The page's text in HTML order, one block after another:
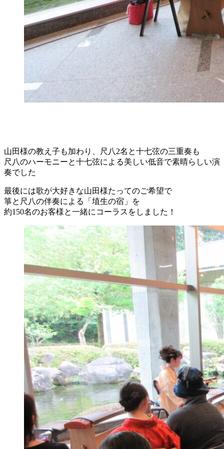
山田様の教え子も加わり、尺八2名と十七弦の三重奏も
尺八のハーモニーと十七弦による美しい低音で素晴らしい演
奏でした
最後には歌が大好きな山田様たってのご希望で
箏と尺八の伴奏による「埴生の宿」を
約150名のお客様と一緒にコーラスをしました！